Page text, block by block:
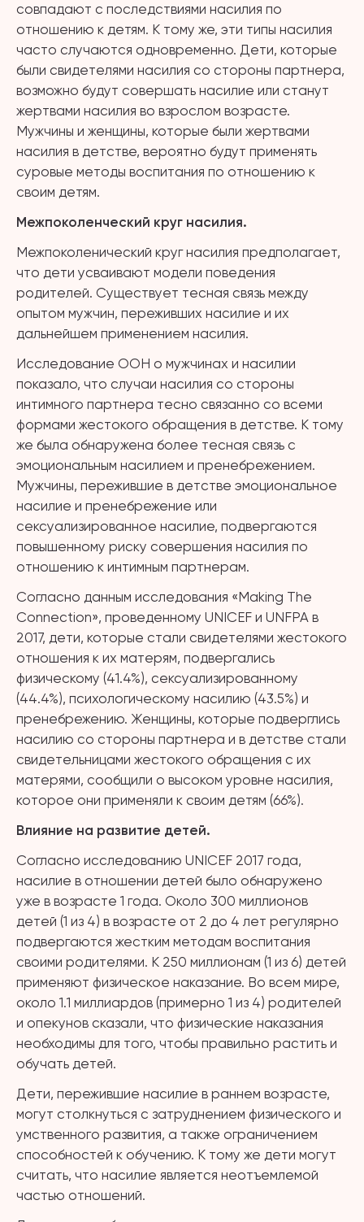
совпадают с последствиями насилия по
отношению к детям. К тому же, эти типы насилия
часто случаются одновременно. Дети, которые
были свидетелями насилия со стороны партнера,
возможно будут совершать насилие или станут
жертвами насилия во взрослом возрасте.
Мужчины и женщины, которые были жертвами
насилия в детстве, вероятно будут применять
суровые методы воспитания по отношению к
своим детям.
Межпоколенческий круг насилия.
Межпоколенический круг насилия предполагает,
что дети усваивают модели поведения
родителей. Существует тесная связь между
опытом мужчин, переживших насилие и их
дальнейшем применением насилия.
Исследование ООН о мужчинах и насилии
показало, что случаи насилия со стороны
интимного партнера тесно связанно со всеми
формами жестокого обращения в детстве. К тому
же была обнаружена более тесная связь с
эмоциональным насилием и пренебрежением.
Мужчины, пережившие в детстве эмоциональное
насилие и пренебрежение или
сексуализированное насилие, подвергаются
повышенному риску совершения насилия по
отношению к интимным партнерам.
Согласно данным исследования «Making The
Connection», проведенному UNICEF и UNFPA в
2017, дети, которые стали свидетелями жестокого
отношения к их матерям, подвергались
физическому (41.4%), сексуализированному
(44.4%), психологическому насилию (43.5%) и
пренебрежению. Женщины, которые подверглись
насилию со стороны партнера и в детстве стали
свидетельницами жестокого обращения с их
матерями, сообщили о высоком уровне насилия,
которое они применяли к своим детям (66%).
Влияние на развитие детей.
Согласно исследованию UNICEF 2017 года,
насилие в отношении детей было обнаружено
уже в возрасте 1 года. Около 300 миллионов
детей (1 из 4) в возрасте от 2 до 4 лет регулярно
подвергаются жестким методам воспитания
своими родителями. К 250 миллионам (1 из 6) детей
применяют физическое наказание. Во всем мире,
около 1.1 миллиардов (примерно 1 из 4) родителей
и опекунов сказали, что физические наказания
необходимы для того, чтобы правильно растить и
обучать детей.
Дети, пережившие насилие в раннем возрасте,
могут столкнуться с затруднением физического и
умственного развития, а также ограничением
способностей к обучению. К тому же дети могут
считать, что насилие является неотъемлемой
частью отношений.